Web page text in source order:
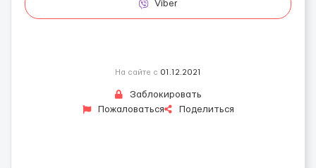
Viber
На сайте с 01.12.2021
Заблокировать
Пожаловаться
Поделиться